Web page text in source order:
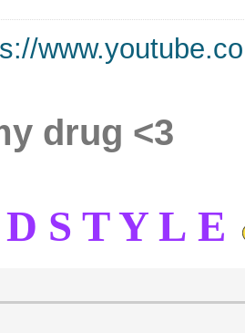
drug <3
S T Y L E